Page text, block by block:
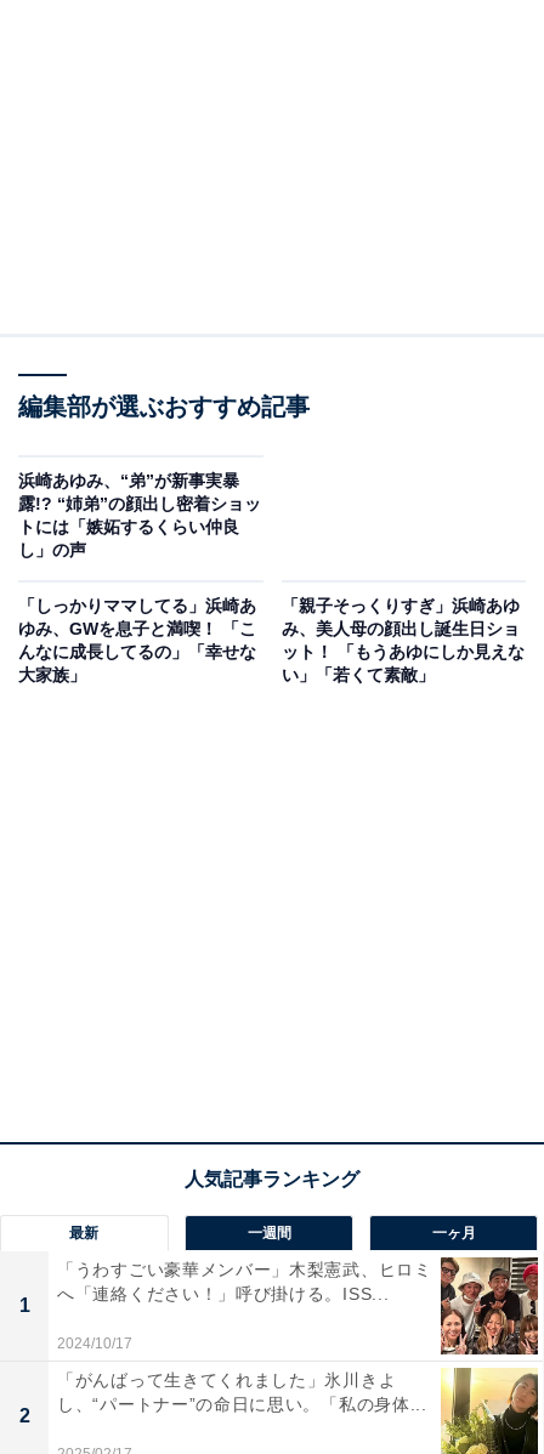
編集部が選ぶおすすめ記事
浜崎あゆみ、“弟”が新事実暴
露!? “姉弟”の顔出し密着ショッ
トには「嫉妬するくらい仲良
し」の声
「しっかりママしてる」浜崎あ
ゆみ、GWを息子と満喫！ 「こ
んなに成長してるの」「幸せな
大家族」
「親子そっくりすぎ」浜崎あゆ
み、美人母の顔出し誕生日ショ
ット！ 「もうあゆにしか見えな
い」「若くて素敵」
最新 一週間 一ヶ月
1
「うわすごい豪華メンバー」木梨憲武、ヒロミ
へ「連絡ください！」呼び掛ける。ISS...
2024/10/17
2
「がんばって生きてくれました」氷川きよ
し、“パートナー”の命日に思い。「私の身体...